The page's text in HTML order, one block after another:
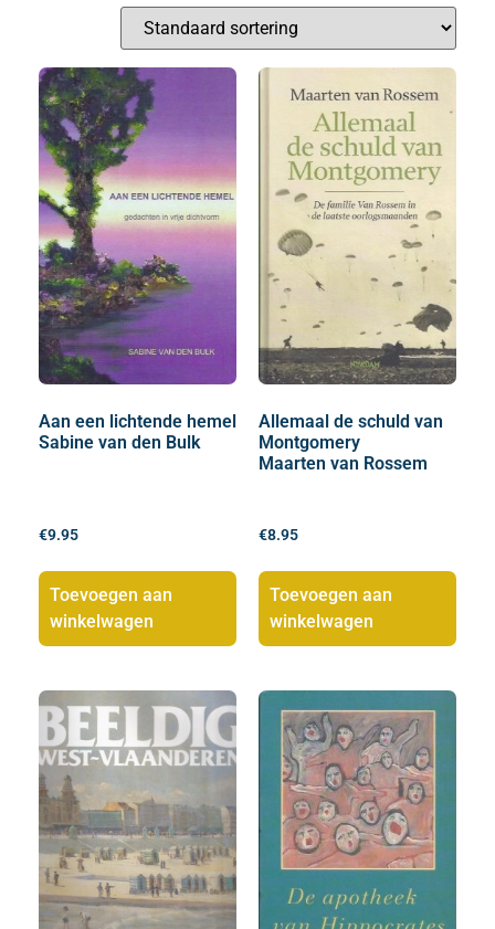
Aan een lichtende hemel
Sabine van den Bulk
€9.95
Toevoegen aan
winkelwagen
Allemaal de schuld van
Montgomery
Maarten van Rossem
€8.95
Toevoegen aan
winkelwagen